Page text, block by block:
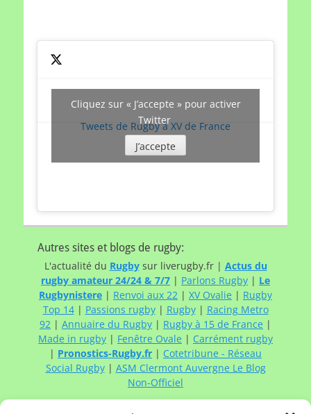
Tweets de Rugby à XV de France
Cliquez sur « J’accepte » pour activer
Twitter
J’accepte
Autres sites et blogs de rugby:
L'actualité du Rugbysur liverugby.fr | Actus du
rugby amateur 24/24 & 7/7 | Parlons Rugby | Le
Rugbynistere | Renvoi aux 22 | XV Ovalie | Rugby
Top 14| Passions rugby| Rugby| Racing Metro
92 | Annuaire du Rugby | Rugby à 15 de France |
Made in rugby | Fenêtre Ovale | Carrément rugby
| Pronostics-Rugby.fr | Cotetribune - Réseau
Social Rugby| ASM Clermont Auvergne Le Blog
Non-Officiel